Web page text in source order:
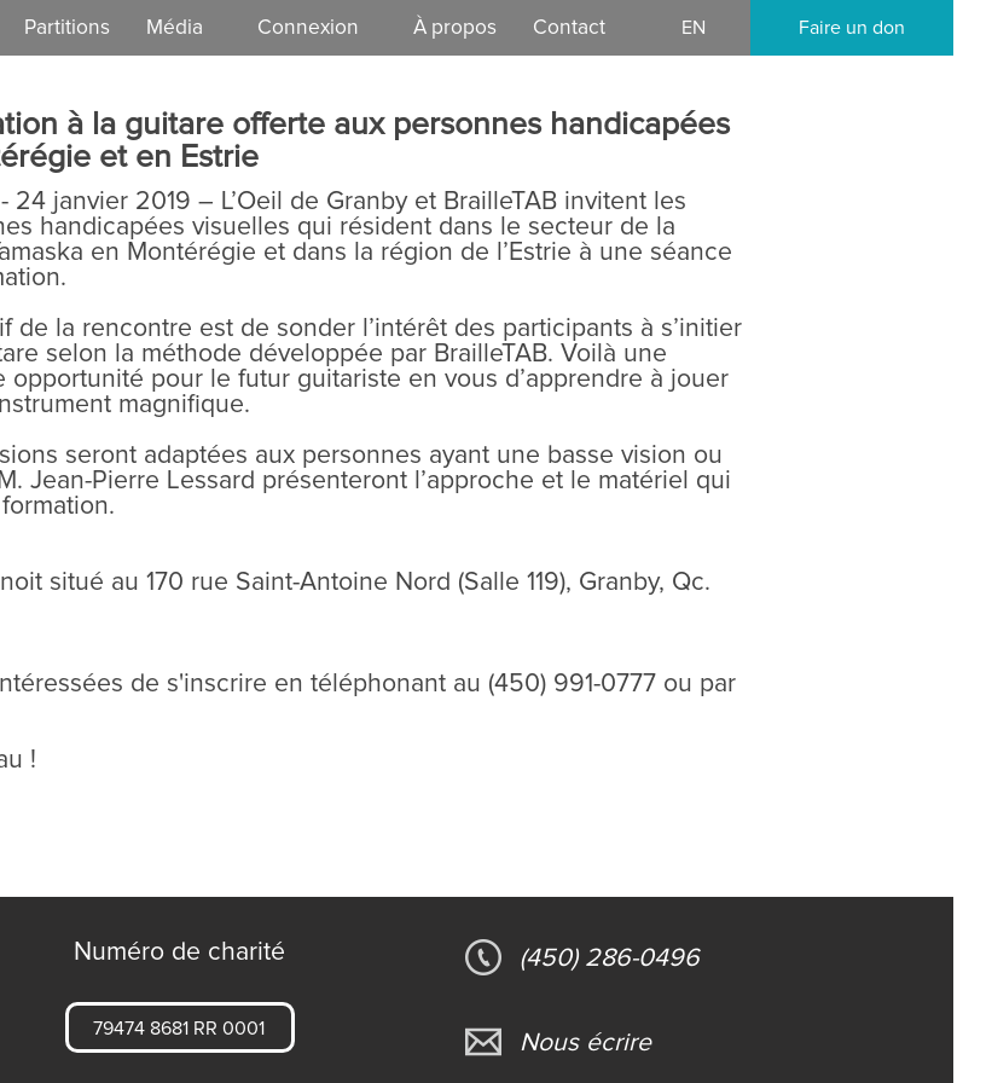
Partitions Média Connexion À propos
Vie démocratique
Contact EN Faire un don
à la guitare offerte aux personnes handicapées
et en Estrie
24 janvier 2019 – L’Oeil de Granby et BrailleTAB invitent les
handicapées visuelles qui résident dans le secteur de la
en Montérégie et dans la région de l’Estrie à une séance
de la rencontre est de sonder l’intérêt des participants à s’initier
selon la méthode développée par BrailleTAB. Voilà une
opportunité pour le futur guitariste en vous d’apprendre à jouer
magnifique.
seront adaptées aux personnes ayant une basse vision ou
Jean-Pierre Lessard présenteront l’approche et le matériel qui
situé au 170 rue Saint-Antoine Nord (Salle 119), Granby, Qc.
de s'inscrire en téléphonant au (450) 991-0777 ou par
!
Numéro de charité
79474 8681 RR 0001
(450) 286-0496
Nous écrire